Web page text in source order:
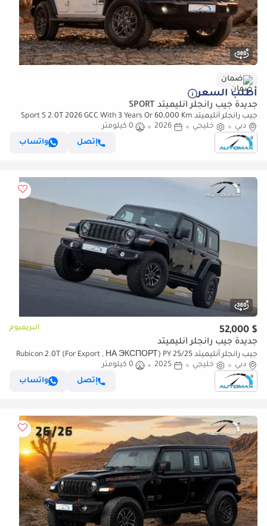
ضمان
أطلب السعر
جديدة جيب رانجلر أنليميتد SPORT
جيب رانجلر أنليميتد Sport S 2.0T 2026 GCC With 3 Years Or 60,000 Km
Warranty @Official Dealer
دبي خليجي 2026
0 كيلومتر
إتصل
واتساب
$ 52,000 البريميوم
جديدة جيب رانجلر أنليميتد
جيب رانجلر أنليميتد Rubicon 2.0T (For Export , НА ЭКСПОРТ) PY 25/25
XTREME 4x4 GCC Без пробега
دبي خليجي 2025
0 كيلومتر
إتصل
واتساب